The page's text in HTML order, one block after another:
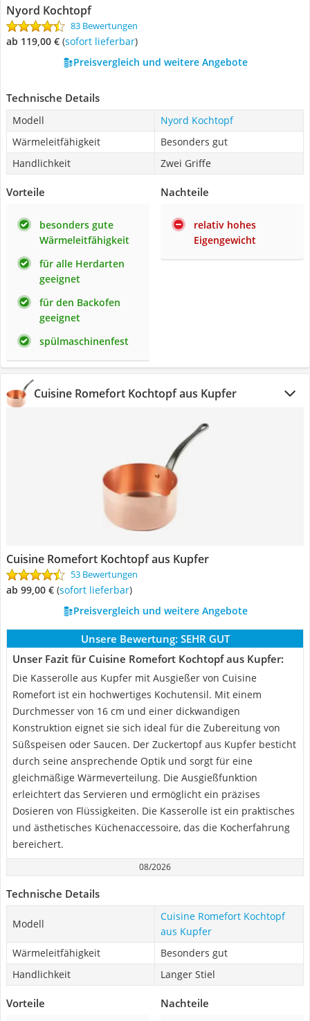
Nyord Kochtopf
83 Bewertungen
ab 119,00 € ( Sofort lieferbar)
Preisvergleich und weitere Angebote
Technische Details
Modell
Nyord Kochtopf
Wärmeleitfähigkeit
Besonders gut
Handlichkeit
Zwei Griffe
Vorteile
besonders gute
Wärmeleitfähigkeit
für alle Herdarten
geeignet
für den Backofen
geeignet
spülmaschinenfest
Nachteile
relativ hohes
Eigengewicht
Cuisine Romefort Kochtopf aus Kupfer
Cuisine Romefort Kochtopf aus Kupfer
53 Bewertungen
ab 99,00 € ( Sofort lieferbar)
Preisvergleich und weitere Angebote
Unsere Bewertung: SEHR GUT
Unser Fazit für Cuisine Romefort Kochtopf aus Kupfer:
Die Kasserolle aus Kupfer mit Ausgießer von Cuisine
Romefort ist ein hochwertiges Kochutensil. Mit einem
Durchmesser von 16 cm und einer dickwandigen
Konstruktion eignet sie sich ideal für die Zubereitung von
Süßspeisen oder Saucen. Der Zuckertopf aus Kupfer besticht
durch seine ansprechende Optik und sorgt für eine
gleichmäßige Wärmeverteilung. Die Ausgießfunktion
erleichtert das Servieren und ermöglicht ein präzises
Dosieren von Flüssigkeiten. Die Kasserolle ist ein praktisches
und ästhetisches Küchenaccessoire, das die Kocherfahrung
bereichert.
08/2026
Technische Details
Modell
Cuisine Romefort Kochtopf
aus Kupfer
Wärmeleitfähigkeit
Besonders gut
Handlichkeit
Langer Stiel
Vorteile Nachteile